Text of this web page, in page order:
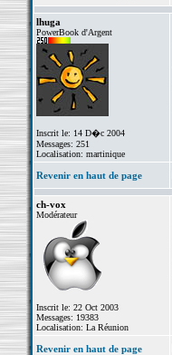
lhuga
PowerBook d'Argent
Inscrit le: 14 D�c 2004
Messages: 251
Localisation: martinique
Revenir en haut de page
ch-vox
Modérateur
Inscrit le: 22 Oct 2003
Messages: 19383
Localisation: La Réunion
Revenir en haut de page